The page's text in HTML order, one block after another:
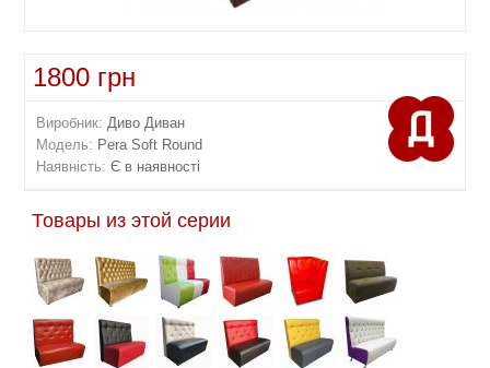
1800 грн
Виробник: Диво Диван
Модель: Pera Soft Round
Наявність: Є в наявності
Товары из этой серии